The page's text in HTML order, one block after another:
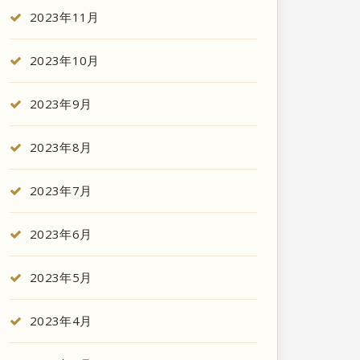
2023年11月
2023年10月
2023年9月
2023年8月
2023年7月
2023年6月
2023年5月
2023年4月